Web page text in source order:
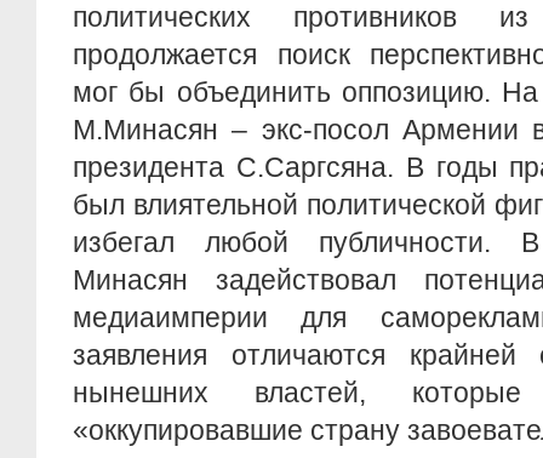
политических противников
продолжается поиск
мог бы объединить оппозицию. На
М.Минасян – экс-посол Армении
президента С.Саргсяна. В годы
был влиятельной политической
избегал любой публичности.
Минасян задействовал
медиаимперии для
заявления отличаются крайней
нынешних властей,
«оккупировавшие страну